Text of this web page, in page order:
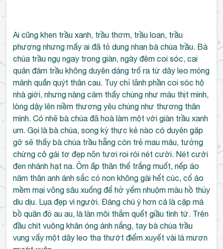
Ai cũng khen trầu xanh, trầu thơm, trầu loan, trầu
phượng nhưng mấy ai đã tỏ dung nhan bà chúa trầu. Bà
chúa trầu ngụ ngay trong giàn, ngày đêm coi sóc, cai
quản đám trầu không duyên dáng trổ ra từ dây leo mỏng
mảnh quấn quýt thân cau. Tuy chỉ lãnh phần coi sóc hộ
nhà giời, nhưng nàng cảm thấy chúng như máu thịt mình,
lòng dậy lên niềm thương yêu chúng như thương thân
mình. Có nhẽ bà chúa đã hoà làm một với giàn trầu xanh
um. Gọi là bà chúa, song kỳ thực kẻ nào có duyên gặp
gỡ sẽ thấy bà chúa trầu hẵng còn trẻ mau mảu, tưởng
chừng cô gái tơ đẹp nõn tươi roi rói nét cười. Nét cười
đen nhánh hạt na. Ôm ấp thân thể trắng muốt, nếp áo
năm thân anh ánh sắc cỏ non không gài hết cúc, cổ áo
mềm mại võng sâu xuống để hở yếm nhuộm màu hồ thủy
dìu dịu. Lụa đẹp vì người. Đáng chú ý hơn cả là cặp má
bồ quân đỏ au au, là làn môi thắm quết giầu tình tứ. Trên
đầu chít vuông khăn óng ánh nắng, tay bà chúa trầu
vung vẩy một dây leo tha thướt điểm xuyết vài lá mươn